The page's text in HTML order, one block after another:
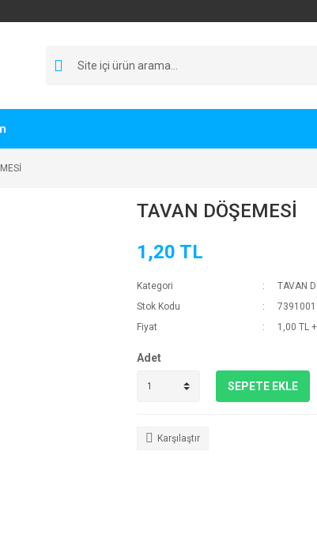
TAVAN DÖŞEMESİ
1,20 TL
Kategori
TAVAN
Stok Kodu
Fiyat
1,00 TL
Adet
SEPETE EKLE
Karşılaştır